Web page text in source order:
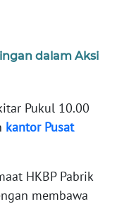
dalam Aksi
Pukul 10.00
kantor Pusat
HKBP Pabrik
membawa